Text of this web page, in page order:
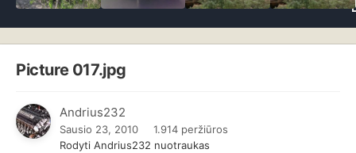
Picture 017.jpg
Andrius232
Sausio 23, 2010
1.914 peržiūros
Rodyti Andrius232 nuotraukas